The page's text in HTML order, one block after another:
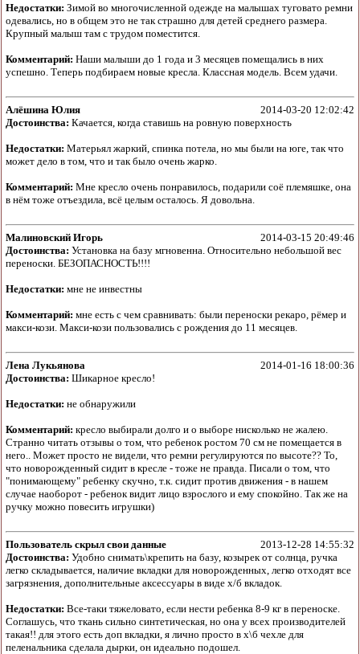
Недостатки: Зимой во многочисленной одежде на малышах туговато ремни
одевались, но в общем это не так страшно для детей среднего размера.
Крупный малыш там с трудом поместится.
Комментарий: Наши малыши до 1 года и 3 месяцев помещались в них
успешно. Теперь подбираем новые кресла. Классная модель. Всем удачи.
Алёшина Юлия
2014-03-20 12:02:42
Достоинства: Качается, когда ставишь на ровную поверхность
Недостатки: Матерьял жаркий, спинка потела, но мы были на юге, так что
может дело в том, что и так было очень жарко.
Комментарий: Мне кресло очень понравилось, подарили соё племяшке, она
в нём тоже отъездила, всё целым осталось. Я довольна.
Малиновский Игорь
2014-03-15 20:49:46
Достоинства: Установка на базу мгновенна. Относительно небольшой вес
переноски. БЕЗОПАСНОСТЬ!!!!
Недостатки: мне не инвестны
Комментарий: мне есть с чем сравнивать: были переноски рекаро, рёмер и
макси-кози. Макси-кози пользовались с рождения до 11 месяцев.
Лена Лукьянова
2014-01-16 18:00:36
Достоинства: Шикарное кресло!
Недостатки: не обнаружили
Комментарий: кресло выбирали долго и о выборе нисколько не жалею.
Странно читать отзывы о том, что ребенок ростом 70 см не помещается в
него.. Может просто не видели, что ремни регулируются по высоте?? То,
что новорожденный сидит в кресле - тоже не правда. Писали о том, что
"понимающему" ребенку скучно, т.к. сидит против движения - в нашем
случае наоборот - ребенок видит лицо взрослого и ему спокойно. Так же на
ручку можно повесить игрушки)
Пользователь скрыл свои данные
2013-12-28 14:55:32
Достоинства: Удобно снимать\крепить на базу, козырек от солнца, ручка
легко складывается, наличие вкладки для новорожденных, легко отходят все
загрязнения, дополнительные аксессуары в виде х/б вкладок.
Недостатки: Все-таки тяжеловато, если нести ребенка 8-9 кг в переноске.
Соглашусь, что ткань сильно синтетическая, но она у всех производителей
такая!! для этого есть доп вкладки, я лично просто в х\б чехле для
пеленальника сделала дырки, он идеально подошел.